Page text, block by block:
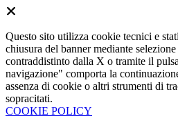
Questo sito utilizza cookie tecnici e
chiusura del banner mediante
contraddistinto dalla X o tramite il
navigazione" comporta la
assenza di cookie o altri strumenti di
sopracitati.
COOKIE POLICY